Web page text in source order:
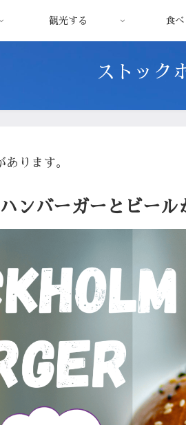
ストック
観光する 食
ります。
ンバーガーとビー